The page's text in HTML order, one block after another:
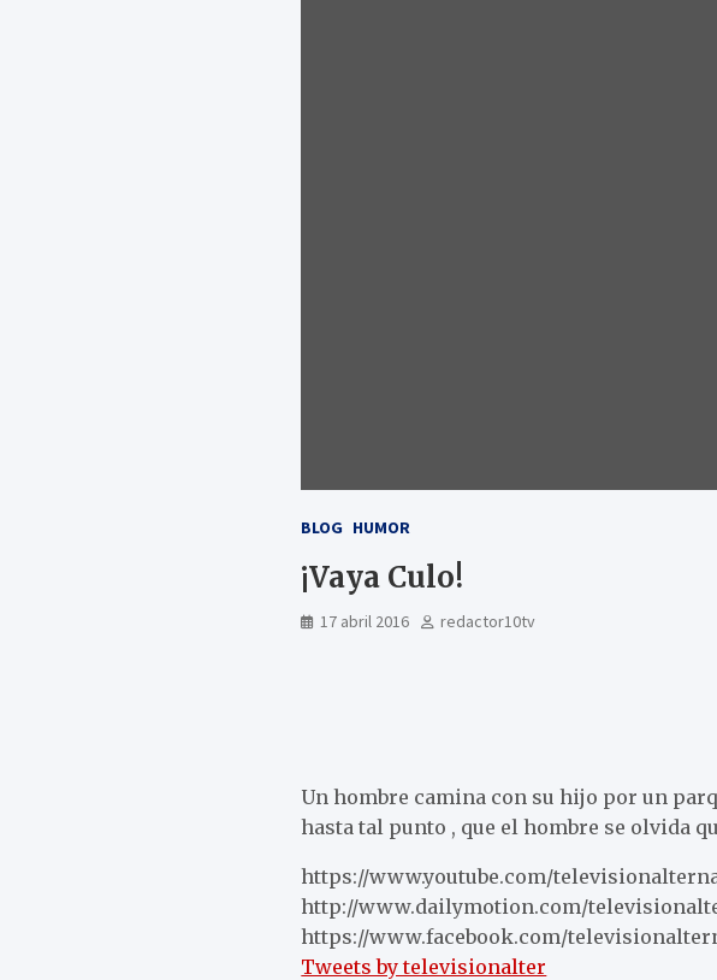
BLOG HUMOR
¡Vaya Culo!
17 abril 2016 redactor10tv
Un hombre camina con su hijo por un
hasta tal punto , que el hombre se olvida
https://www.youtube.com/
http://www.dailymotion.com/
https://www.facebook.com/
Tweets by televisionalter